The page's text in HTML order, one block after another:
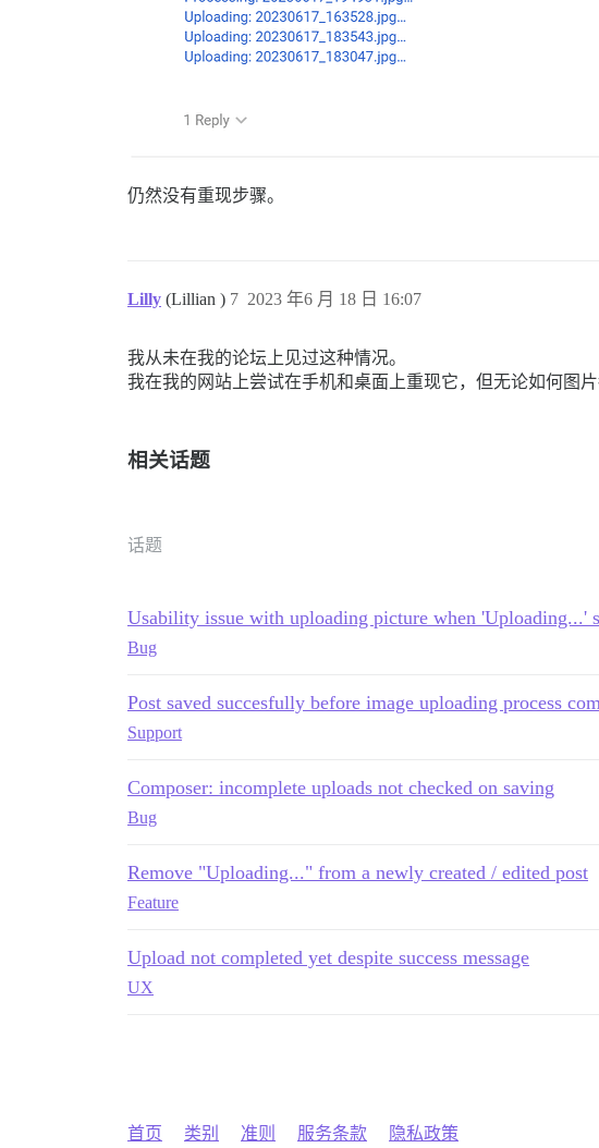
仍然没有重现步骤。
Lilly (Lillian ) 2023 年6 月 18 日 16:07
7
我从未在我的论坛上见过这种情况。
我在我的网站上尝试在手机和桌面上重现它，但无论如何图
相关话题
话题
Usability issue with uploading picture when 'Uploading...'
Bug
Post saved succesfully before image uploading process
Support
Composer: incomplete uploads not checked on saving
Bug
Remove "Uploading..." from a newly created / edited post
Feature
Upload not completed yet despite success message
UX
首页 类别 准则 服务条款 隐私政策